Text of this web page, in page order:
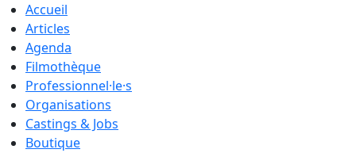
Accueil
Articles
Agenda
Filmothèque
Professionnel·le·s
Organisations
Castings & Jobs
Boutique